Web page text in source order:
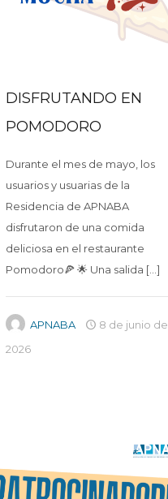
DISFRUTANDO EN
POMODORO
Durante el mes de mayo, los
usuarios y usuarias de la
Residencia de APNABA
disfrutaron de una comida
deliciosa en el restaurante
Pomodoro🍕 🌟 Una salida […]
APNABA
8 de junio de
2026